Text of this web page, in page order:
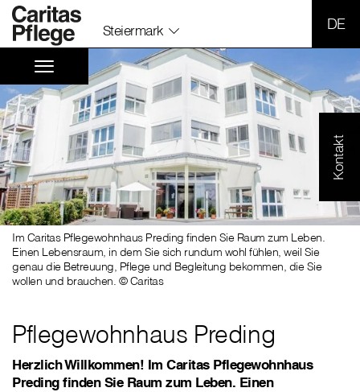
Steiermark
Kontakt
Im Caritas Pflegewohnhaus Preding finden Sie Raum zum Leben.
Einen Lebensraum, in dem Sie sich rundum wohl fühlen, weil Sie
genau die Betreuung, Pflege und Begleitung bekommen, die Sie
wollen und brauchen. © Caritas
Pflegewohnhaus Preding
Herzlich Willkommen! Im Caritas Pflegewohnhaus
Preding finden Sie Raum zum Leben. Einen